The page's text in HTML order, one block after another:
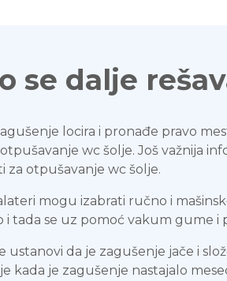
se dalje
locira i pronađe pravo
wc šolje. Još važnija
za otpušavanje wc šolje.
mogu izabrati ručno i
i tada se uz pomoć vakum gume
ustanovi da je zagušenje jače i
kada je zagušenje nastajalo